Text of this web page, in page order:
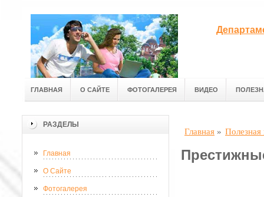
ГЛАВНАЯ О САЙТЕ ФОТОГАЛЕРЕЯ ВИДЕО
РАЗДЕЛЫ
Главная
О Сайте
Фотогалерея
Главная »